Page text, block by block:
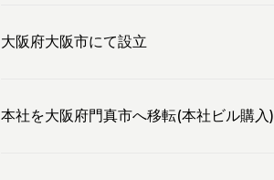
大阪府大阪市にて設立
本社を大阪府門真市へ移転(本社ビル購入)